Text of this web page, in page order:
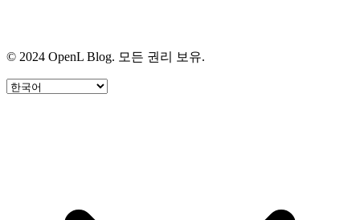
© 2024 OpenL Blog. 모든 권리 보유.